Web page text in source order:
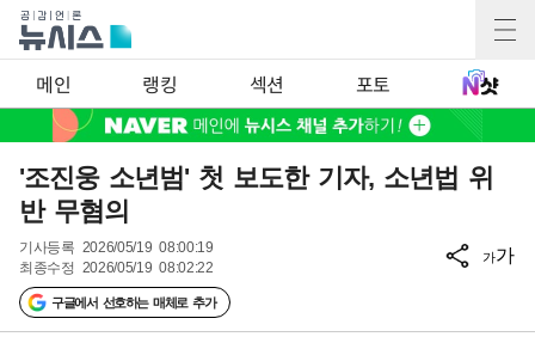
메인 랭킹 섹션 포토
'조진웅 소년범' 첫 보도한 기자, 소년법 위
반 무혐의
기사등록 2026/05/19 08:00:19
최종수정 2026/05/19 08:02:22
구글에서 선호하는 매체로 추가
가가